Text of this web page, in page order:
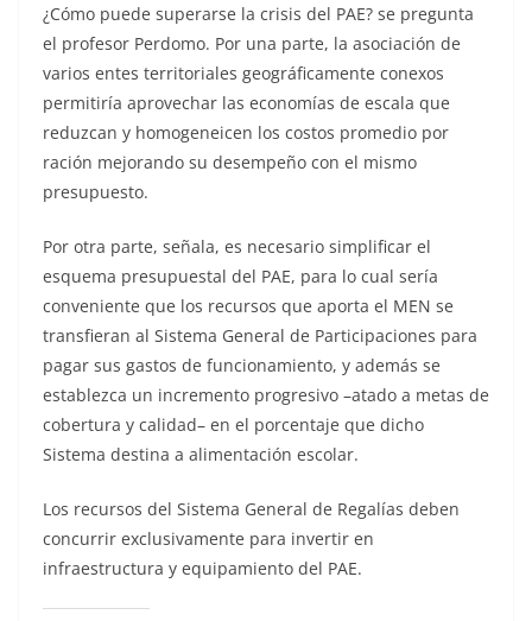
¿Cómo puede superarse la crisis del PAE? se pregunta
el profesor Perdomo. Por una parte, la asociación de
varios entes territoriales geográficamente conexos
permitiría aprovechar las economías de escala que
reduzcan y homogeneicen los costos promedio por
ración mejorando su desempeño con el mismo
presupuesto.
Por otra parte, señala, es necesario simplificar el
esquema presupuestal del PAE, para lo cual sería
conveniente que los recursos que aporta el MEN se
transfieran al Sistema General de Participaciones para
pagar sus gastos de funcionamiento, y además se
establezca un incremento progresivo –atado a metas de
cobertura y calidad– en el porcentaje que dicho
Sistema destina a alimentación escolar.
Los recursos del Sistema General de Regalías deben
concurrir exclusivamente para invertir en
infraestructura y equipamiento del PAE.